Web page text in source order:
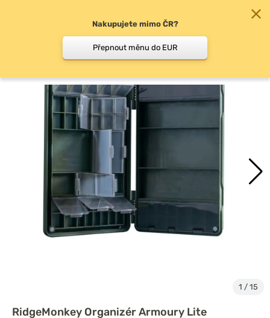
Krabičky, boxy, kufry
1 / 15
RidgeMonkey Organizér Armoury Lite
Nakupujete mimo ČR?
Přepnout měnu do EUR